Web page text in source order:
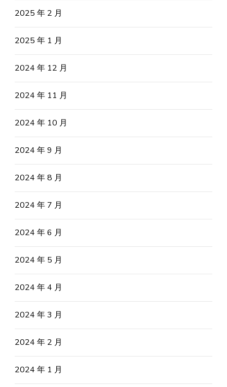
2025 年 2 月
2025 年 1 月
2024 年 12 月
2024 年 11 月
2024 年 10 月
2024 年 9 月
2024 年 8 月
2024 年 7 月
2024 年 6 月
2024 年 5 月
2024 年 4 月
2024 年 3 月
2024 年 2 月
2024 年 1 月